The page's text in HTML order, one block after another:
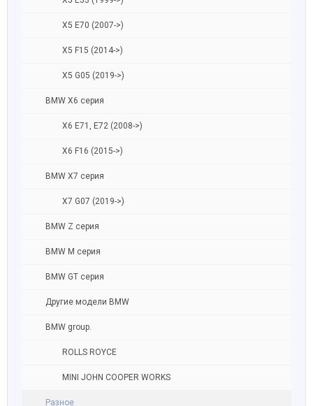
X5 E70 (2007->)
X5 F15 (2014->)
X5 G05 (2019->)
BMW X6 серия
X6 E71, E72 (2008->)
X6 F16 (2015->)
BMW X7 серия
X7 G07 (2019->)
BMW Z серия
BMW M серия
BMW GT серия
Другие модели BMW
BMW group.
ROLLS ROYCE
MINI JOHN COOPER WORKS
Разное